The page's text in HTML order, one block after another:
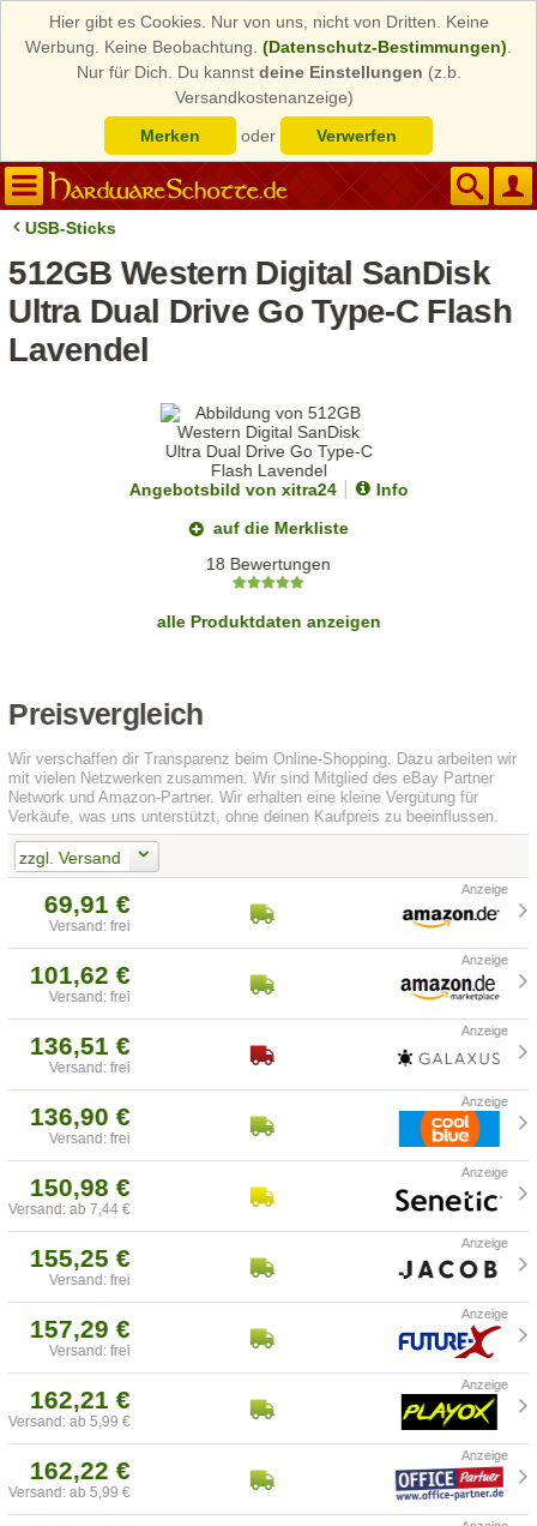
Hier gibt es Cookies. Nur von uns, nicht von Dritten. Keine
Werbung. Keine Beobachtung. (Datenschutz-Bestimmungen)
Nur für Dich. Du kannst deine Einstellungen (z.b.
Versandkostenanzeige)
Merken
oder Verwerfen
USB-Sticks
512GB Western Digital SanDisk
Ultra Dual Drive Go Type-C Flash
Lavendel
Angebotsbild von xitra24
Info
auf die Merkliste
18 Bewertungen
alle Produktdaten anzeigen
Preisvergleich
Wir verschaffen dir Transparenz beim Online-Shopping. Dazu arbeiten wir
mit vielen Netzwerken zusammen. Wir sind Mitglied des eBay Partner
Network und Amazon-Partner. Wir erhalten eine kleine Vergütung für
Verkäufe, was uns unterstützt, ohne deinen Kaufpreis zu beeinflussen.
zzgl. Versand
69,91 €
Versand: frei
101,62 €
Versand: frei
136,51 €
Versand: frei
136,90 €
Versand: frei
150,98 €
Versand: ab 7,44 €
155,25 €
Versand: frei
157,29 €
Versand: frei
162,21 €
Versand: ab 5,99 €
162,22 €
Versand: ab 5,99 €